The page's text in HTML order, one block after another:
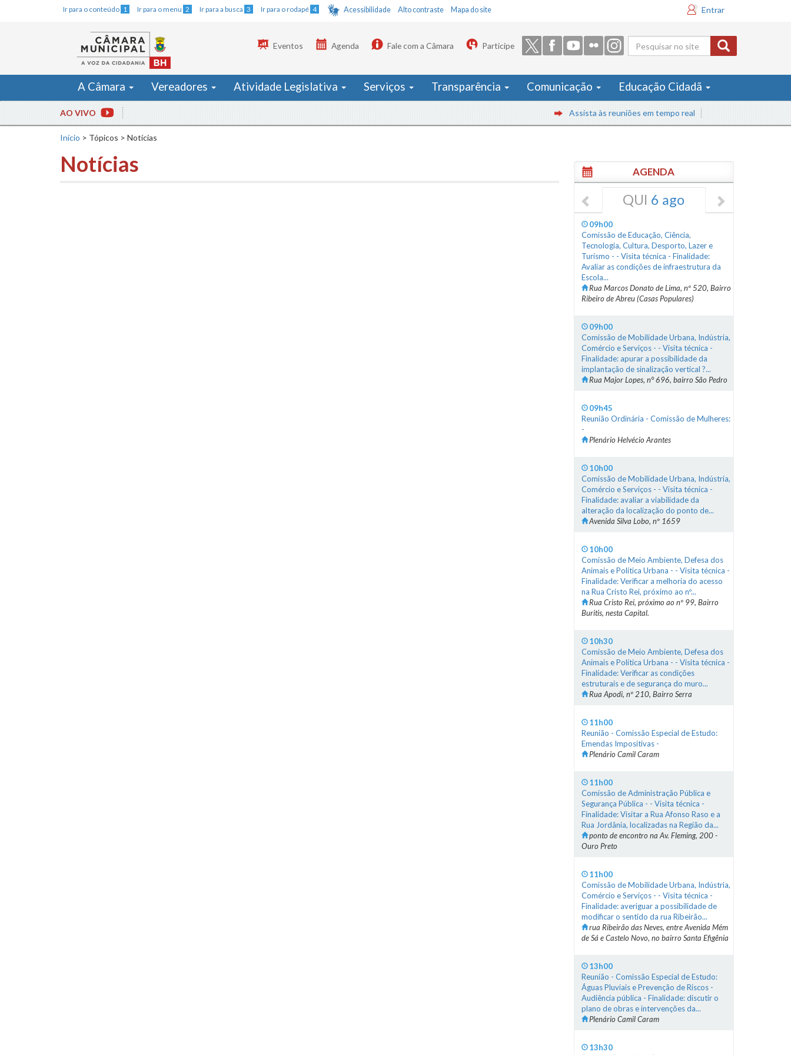
Ir para o conteúdo 1 Ir para o menu 2 Ir para a busca 3 Ir para o rodapé 4 Acessibilidade Alto contraste Mapa do site Entrar
Formulário
de busca
Eventos Agenda Fale com a Câmara Participe
A Câmara Vereadores Atividade Legislativa Serviços Transparência Comunicação Educação Cidadã
AO VIVO Assista às reuniões em tempo real
Início > Tópicos > Notícias
Notícias AGENDA
QUI 6 ago
09h00
Comissão de Educação, Ciência,
Tecnologia, Cultura, Desporto, Lazer e
Turismo - - Visita técnica - Finalidade:
Avaliar as condições de infraestrutura da
Escola...
Rua Marcos Donato de Lima, nº 520, Bairro
Ribeiro de Abreu (Casas Populares)
09h00
Comissão de Mobilidade Urbana, Indústria,
Comércio e Serviços - - Visita técnica -
Finalidade: apurar a possibilidade da
implantação de sinalização vertical ?...
Rua Major Lopes, n° 696, bairro São Pedro
09h45
Reunião Ordinária - Comissão de Mulheres:
-
Plenário Helvécio Arantes
10h00
Comissão de Mobilidade Urbana, Indústria,
Comércio e Serviços - - Visita técnica -
Finalidade: avaliar a viabilidade da
alteração da localização do ponto de...
Avenida Silva Lobo, nº 1659
10h00
Comissão de Meio Ambiente, Defesa dos
Animais e Política Urbana - - Visita técnica -
Finalidade: Verificar a melhoria do acesso
na Rua Cristo Rei, próximo ao nº...
Rua Cristo Rei, próximo ao nº 99, Bairro
Buritis, nesta Capital.
10h30
Comissão de Meio Ambiente, Defesa dos
Animais e Política Urbana - - Visita técnica -
Finalidade: Verificar as condições
estruturais e de segurança do muro...
Rua Apodi, nº 210, Bairro Serra
11h00
Reunião - Comissão Especial de Estudo:
Emendas Impositivas -
Plenário Camil Caram
11h00
Comissão de Administração Pública e
Segurança Pública - - Visita técnica -
Finalidade: Visitar a Rua Afonso Raso e a
Rua Jordânia, localizadas na Região da...
ponto de encontro na Av. Fleming, 200 -
Ouro Preto
11h00
Comissão de Mobilidade Urbana, Indústria,
Comércio e Serviços - - Visita técnica -
Finalidade: averiguar a possibilidade de
modificar o sentido da rua Ribeirão...
rua Ribeirão das Neves, entre Avenida Mém
de Sá e Castelo Novo, no bairro Santa Efigênia
13h00
Reunião - Comissão Especial de Estudo:
Águas Pluviais e Prevenção de Riscos -
Audiência pública - Finalidade: discutir o
plano de obras e intervenções da...
Plenário Camil Caram
13h30